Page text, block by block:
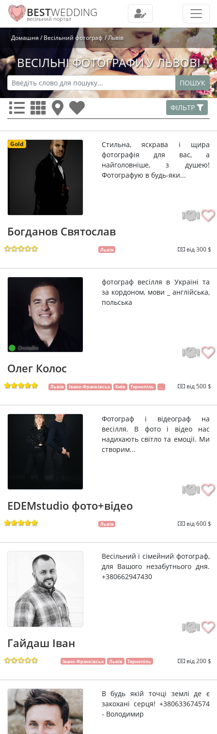
BESTWEDDING
весільний портал
Домашня Весільний фотограф Львів
ВЕСІЛЬНІ ФОТОГРАФИ У ЛЬВОВІ
ПОШУК
ФІЛЬТР
Gold
Стильна, яскрава і щира
фотографія для вас, а
найголовніше, з душею!
Фотографую в будь-яки...
Богданов Святослав
Львів від 300 $
Онлайн
фотограф весілля в Україні та
за кордоном, мови _ англійська,
польська
Олег Колос
Львів Івано-Франківськ Київ Тернопіль ... від 500 $
Фотограф і відеограф на
весілля. В фото і відео нас
надихають світло та емоції. Ми
створим...
EDEMstudio фото+відео
Львів від 600 $
Весільний і сімейний фотограф,
для Вашого незабутнього дня.
+380662947430
Гайдаш Іван
Івано-Франківськ Львів Тернопіль від 200 $
В будь якій точці землі де є
закохані серця! +380633674574
- Володимир